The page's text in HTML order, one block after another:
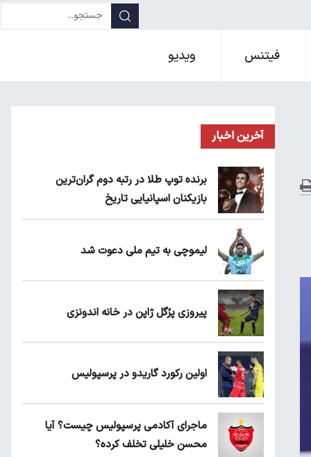
فیتنس ویدیو
آخرین اخبار
برنده توپ طلا در رتبه دوم گران‌ترین
بازیکنان اسپانیایی تاریخ
لیموچی به تیم ملی دعوت شد
پیروزی پرُگل ژاپن در خانه اندونزی
اولین رکورد گاریدو در پرسپولیس
ماجرای آکادمی پرسپولیس چیست؟ آیا
محسن خلیلی تخلف کرده؟